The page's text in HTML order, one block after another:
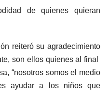
de quienes quieran
reiteró su agradecimiento
son ellos quienes al final
“nosotros somos el medio
ayudar a los niños que